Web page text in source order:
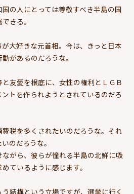
の人にとっては尊敬すべき半島の国
きる。
大好きな元首相。今は、きっと日本
があるのだろうな。
友愛を根底に、女性の権利とＬＧＢ
トを作られようとされているのだろ
税を多くされたいのだろうな。それ
のだろうな。
がら、彼らが憧れる半島の北鮮に吸
ているように感じます。
結構という立場ですが、選挙に行く